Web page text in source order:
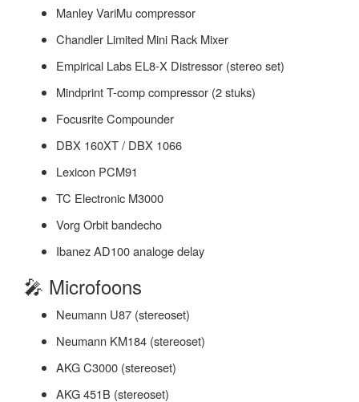
Manley VariMu compressor
Chandler Limited Mini Rack Mixer
Empirical Labs EL8-X Distressor (stereo set)
Mindprint T-comp compressor (2 stuks)
Focusrite Compounder
DBX 160XT / DBX 1066
Lexicon PCM91
TC Electronic M3000
Vorg Orbit bandecho
Ibanez AD100 analoge delay
🎤 Microfoons
Neumann U87 (stereoset)
Neumann KM184 (stereoset)
AKG C3000 (stereoset)
AKG 451B (stereoset)